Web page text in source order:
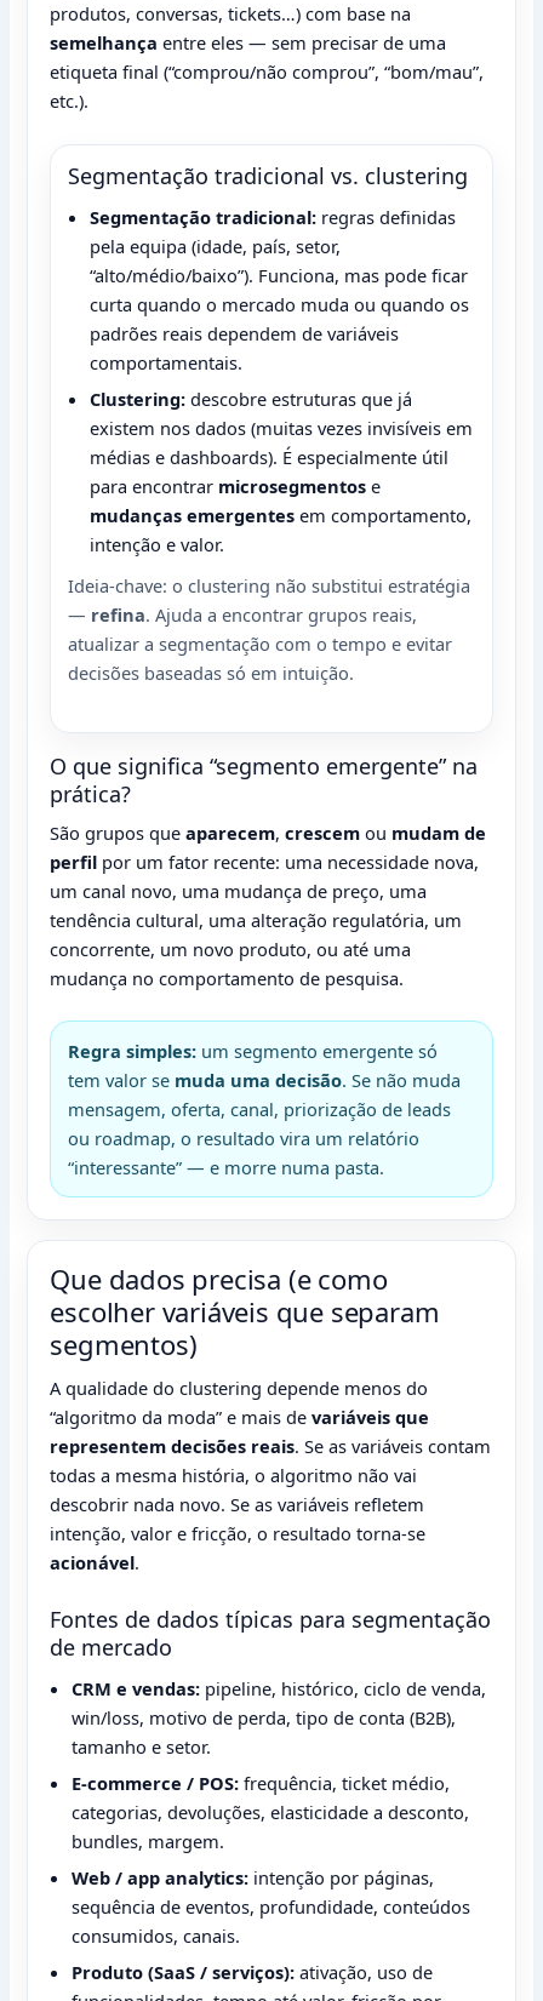
produtos, conversas, tickets…) com base na
semelhança entre eles — sem precisar de uma
etiqueta final (“comprou/não comprou”, “bom/mau”,
etc.).
Segmentação tradicional vs. clustering
Segmentação tradicional: regras definidas
pela equipa (idade, país, setor,
“alto/médio/baixo”). Funciona, mas pode ficar
curta quando o mercado muda ou quando os
padrões reais dependem de variáveis
comportamentais.
Clustering: descobre estruturas que já
existem nos dados (muitas vezes invisíveis em
médias e dashboards). É especialmente útil
para encontrar microsegmentos e
mudanças emergentes em comportamento,
intenção e valor.
Ideia-chave: o clustering não substitui estratégia
— refina. Ajuda a encontrar grupos reais,
atualizar a segmentação com o tempo e evitar
decisões baseadas só em intuição.
O que significa “segmento emergente” na
prática?
São grupos queaparecem,crescem ou mudam de
perfil por um fator recente: uma necessidade nova,
um canal novo, uma mudança de preço, uma
tendência cultural, uma alteração regulatória, um
concorrente, um novo produto, ou até uma
mudança no comportamento de pesquisa.
Regra simples: um segmento emergente só
tem valor se muda uma decisão. Se não muda
mensagem, oferta, canal, priorização de leads
ou roadmap, o resultado vira um relatório
“interessante” — e morre numa pasta.
Que dados precisa (e como
escolher variáveis que separam
segmentos)
A qualidade do clustering depende menos do
“algoritmo da moda” e mais devariáveis que
representem decisões reais. Se as variáveis contam
todas a mesma história, o algoritmo não vai
descobrir nada novo. Se as variáveis refletem
intenção, valor e fricção, o resultado torna-se
acionável.
Fontes de dados típicas para segmentação
de mercado
CRM e vendas: pipeline, histórico, ciclo de venda,
win/loss, motivo de perda, tipo de conta (B2B),
tamanho e setor.
E-commerce / POS: frequência, ticket médio,
categorias, devoluções, elasticidade a desconto,
bundles, margem.
Web / app analytics: intenção por páginas,
sequência de eventos, profundidade, conteúdos
consumidos, canais.
Produto (SaaS / serviços): ativação, uso de